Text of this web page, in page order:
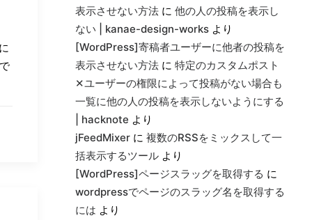
表示させない方法 に 他の人の投稿を表示し
ない | kanae-design-works より
[WordPress]寄稿者ユーザーに他者の投稿を
表示させない方法 に 特定のカスタムポスト
✕ユーザーの権限によって投稿がない場合も
一覧に他の人の投稿を表示しないようにする
| hacknote より
jFeedMixer に 複数のRSSをミックスして一
括表示するツール より
[WordPress]ページスラッグを取得する に
wordpressでページのスラッグ名を取得する
には より